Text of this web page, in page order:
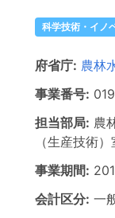
科学技術・イノ
府省庁: 農林
事業番号:
担当部局: 農
（生産技術）
事業期間:
会計区分: 一